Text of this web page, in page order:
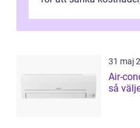
31 maj
Air-
så